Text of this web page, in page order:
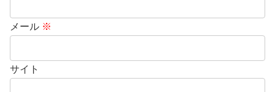
メール ※
サイト